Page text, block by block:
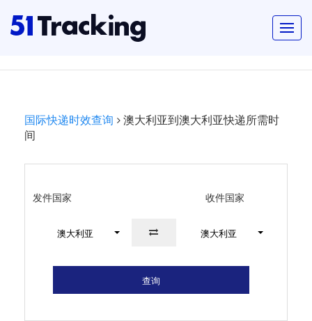
国际快递时效查询
澳大利亚到澳大利亚快递所需时
间
发件国家 收件国家
澳大利亚 澳大利亚
查询